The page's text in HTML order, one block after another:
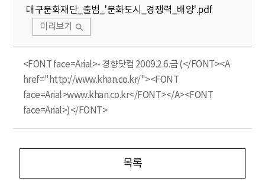
대구문화재단_출범_'문화도시_경쟁력_배양'.pdf
미리보기
<FONT face=Arial>- 경향닷컴 2009.2.6.금 (</FONT><A
href="http://www.khan.co.kr/"><FONT
face=Arial>www.khan.co.kr</FONT></A><FONT
face=Arial>)</FONT>
목록